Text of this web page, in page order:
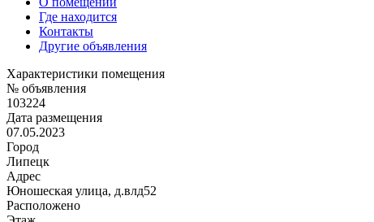
Где находится
Контакты
Другие объявления
Характеристики помещения
№ объявления
103224
Дата размещения
07.05.2023
Город
Липецк
Адрес
Юношеская улица, д.влд52
Расположено